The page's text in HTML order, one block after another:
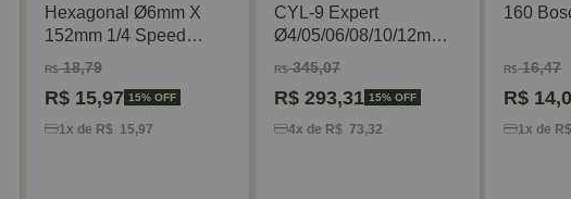
Hexagonal Ø6mm X
152mm 1/4 Speed
Bosch
R$18,79
R$15,97 15% OFF
1x de R$ 15,97
CYL-9 Expert
Ø4/05/06/08/10/12mm 6
Peças Bosch
R$345,07
R$293,31 15% OFF
4x de R$ 73,32
160
R$16,47
R$
1x de